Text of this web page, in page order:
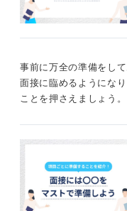
とで毎回取り乱され
と考えるのも仕方な
続きの一つ」くらい
もしそれでもうまく
考えてしまうのが良
事前に万全の準備をし
面接に臨めるようにな
ことを押さえましょう。